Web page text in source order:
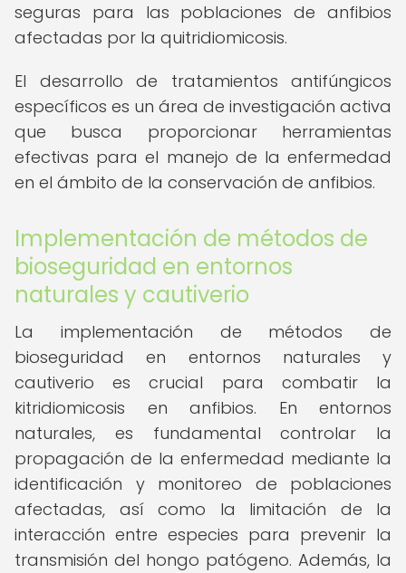
seguras para las poblaciones de anfibios
afectadas por la quitridiomicosis.
El desarrollo de tratamientos antifúngicos
específicos es un área de investigación activa
que busca proporcionar herramientas
efectivas para el manejo de la enfermedad
en el ámbito de la conservación de anfibios.
Implementación de métodos de
bioseguridad en entornos
naturales y cautiverio
La implementación de métodos de
bioseguridad en entornos naturales y
cautiverio es crucial para combatir la
kitridiomicosis en anfibios. En entornos
naturales, es fundamental controlar la
propagación de la enfermedad mediante la
identificación y monitoreo de poblaciones
afectadas, así como la limitación de la
interacción entre especies para prevenir la
transmisión del hongo patógeno. Además, la